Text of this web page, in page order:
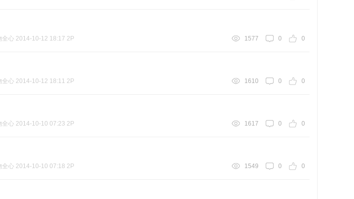
全心 2014-10-12 18:17 2P 1577 0 0
全心 2014-10-12 18:11 2P 1610 0 0
全心 2014-10-10 07:23 2P 1617 0 0
全心 2014-10-10 07:18 2P 1549 0 0